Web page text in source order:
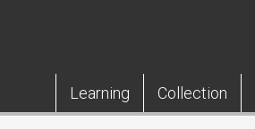
Learning Collection